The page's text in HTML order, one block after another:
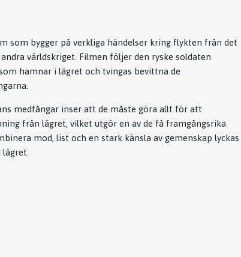
som bygger på verkliga händelser kring flykten från det
världskriget. Filmen följer den ryske soldaten
hamnar i lägret och tvingas bevittna de
medfångar inser att de måste göra allt för att
från lägret, vilket utgör en av de få framgångsrika
mod, list och en stark känsla av gemenskap lyckas